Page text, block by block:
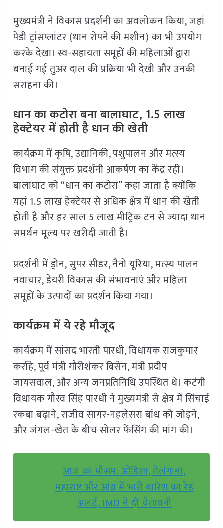
मुख्यमंत्री ने विकास प्रदर्शनी का अवलोकन किया, जहां
पेडी ट्रांसप्लांटर (धान रोपने की मशीन) का भी उपयोग
करके देखा। स्व-सहायता समूहों की महिलाओं द्वारा
बनाई गई तुअर दाल की प्रक्रिया भी देखी और उनकी
सराहना की।
धान का कटोरा बना बालाघाट, 1.5 लाख
हेक्टेयर में होती है धान की खेती
कार्यक्रम में कृषि, उद्यानिकी, पशुपालन और मत्स्य
विभाग की संयुक्त प्रदर्शनी आकर्षण का केंद्र रही।
बालाघाट को “धान का कटोरा” कहा जाता है क्योंकि
यहां 1.5 लाख हेक्टेयर से अधिक क्षेत्र में धान की खेती
होती है और हर साल 5 लाख मीट्रिक टन से ज्यादा धान
समर्थन मूल्य पर खरीदी जाती है।
प्रदर्शनी में ड्रोन, सुपर सीडर, नैनो यूरिया, मत्स्य पालन
नवाचार, डेयरी विकास की संभावनाएं और महिला
समूहों के उत्पादों का प्रदर्शन किया गया।
कार्यक्रम में ये रहे मौजूद
कार्यक्रम में सांसद भारती पारधी, विधायक राजकुमार
कर्राहे, पूर्व मंत्री गौरीशंकर बिसेन, मंत्री प्रदीप
जायसवाल, और अन्य जनप्रतिनिधि उपस्थित थे। कटंगी
विधायक गौरव सिंह पारधी ने मुख्यमंत्री से क्षेत्र में सिंचाई
रकबा बढ़ाने, राजीव सागर-नहलेसरा बांध को जोड़ने,
और जंगल-खेत के बीच सोलर फेंसिंग की मांग की।
आज का मौसम: ओडिशा, तेलंगाना,
महाराष्ट्र और आंध्र में भारी बारिश का रेड
अलर्ट, IMD ने दी चेतावनी